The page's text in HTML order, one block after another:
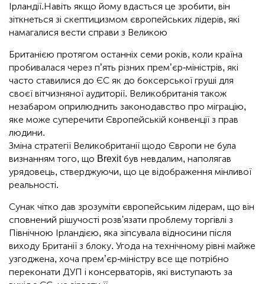
Ірландії.Навіть якщо йому вдасться це зробити, він
зіткнеться зі скептицизмом європейських лідерів, які
намагалися вести справи з Великою
Британією протягом останніх семи років, коли країна
пробивалася через п’ять різних прем’єр-міністрів, які
часто ставилися до ЄС як до боксерської груші для
своєї вітчизняної аудиторії. Великобританія також
незабаром оприлюднить законодавство про міграцію,
яке може суперечити Європейській конвенції з прав
людини.
Зміна стратегії Великобританії щодо Європи не була
визнанням того, що Brexit був невдалим, наполягав
урядовець, стверджуючи, що це відображення мінливої ​​
реальності.
Сунак чітко дав зрозуміти європейським лідерам, що він
сповнений рішучості розв'язати проблему торгівлі з
Північною Ірландією, яка зіпсувала відносини після
виходу Британії з блоку. Угода на технічному рівні майже
узгоджена, хоча прем’єр-міністру все ще потрібно
переконати ДУП і консерваторів, які виступають за